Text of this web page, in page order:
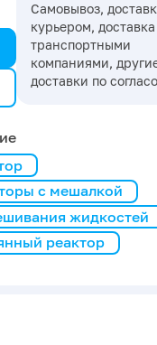
Самовывоз,
курьером, доставка
транспортными
компаниями,
доставки по
с мешалкой
жидкостей
реактор